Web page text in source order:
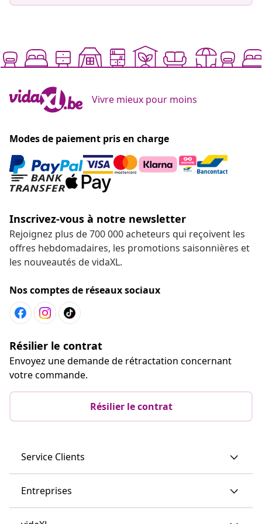
Vivre mieux pour moins
Modes de paiement pris en charge
Inscrivez-vous à notre newsletter
Rejoignez plus de 700 000 acheteurs qui reçoivent les
offres hebdomadaires, les promotions saisonnières et
les nouveautés de vidaXL.
Nos comptes de réseaux sociaux
Résilier le contrat
Envoyez une demande de rétractation concernant
votre commande.
Résilier le contrat
Service Clients
Entreprises